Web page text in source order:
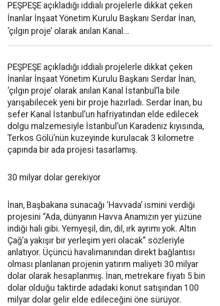
PEŞPEŞE açıkladığı iddialı projelerle dikkat çeken
İnanlar İnşaat Yönetim Kurulu Başkanı Serdar İnan,
‘çılgın proje’ olarak anılan Kanal...
PEŞPEŞE açıkladığı iddialı projelerle dikkat çeken
İnanlar İnşaat Yönetim Kurulu Başkanı Serdar İnan,
‘çılgın proje’ olarak anılan Kanal İstanbul’la bile
yarışabilecek yeni bir proje hazırladı. Serdar İnan, bu
sefer Kanal İstanbul’un hafriyatından elde edilecek
dolgu malzemesiyle İstanbul’un Karadeniz kıyısında,
Terkos Gölü’nün kuzeyinde kurulacak 3 kilometre
çapında bir ada projesi tasarlamış.
30 milyar dolar gerekiyor
İnan, Başbakana sunacağı ‘Havvada’ ismini verdiği
projesini “Ada, dünyanın Havva Anamızın yer yüzüne
indiği hali gibi. Yemyeşil, din, dil, ırk ayrımı yok. Altın
Çağ’a yakışır bir yerleşim yeri olacak” sözleriyle
anlatıyor. Üçüncü havalimanından direkt bağlantısı
olması planlanan projenin yatırım maliyeti 30 milyar
dolar olarak hesaplanmış. İnan, metrekare fiyatı 5 bin
dolar olduğu taktirde adadaki konut satışından 100
milyar dolar gelir elde edileceğini öne sürüyor.